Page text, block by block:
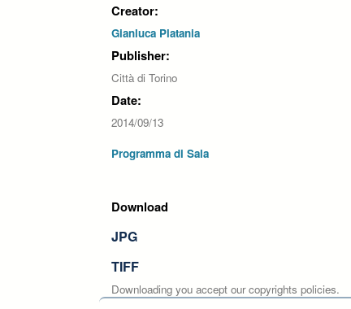
Creator:
Gianluca Platania
Publisher:
Città di Torino
Date:
2014/09/13
Programma di Sala
Download
JPG
TIFF
Downloading you accept our copyrights policies.